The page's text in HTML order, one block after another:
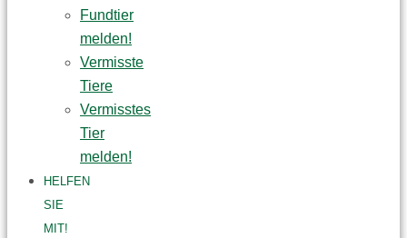
Fundtier
melden!
Vermisste
Tiere
Vermisstes
Tier
melden!
HELFEN
SIE
MIT!